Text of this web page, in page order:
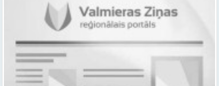
profesionālā izglītība augsta atbildības sajūta, precizitāte un labas
komunikācijas spējas labas iemaņas darbā ar datoru un
elektronisko kases aparātu UZŅĒMUMS PIEDĀVĀ: darbu stabilā
uzņēmumā darba laiku: maiņu grafiks (1. dežūra no plkst. 05.20 līdz
plkst. 16.20 un 2.dežūra no plkst. 12.50-21.00) darba samaksu sākot no
1100 līdz 1250 EUR (pirms nodokļu nomaksas) pilnas sociālās
garantijas veselības apdrošināšanas iespējas dinamisku un
profesionālu darba vidi apmācību pirms darba pienākumu
uzsākšanas CV ar norādi vakancei „dispečers Valmierā” iesniegt līdz
2026. gada 21. augustam (ieskaitot): sūtot elektroniski uz info@vtu-